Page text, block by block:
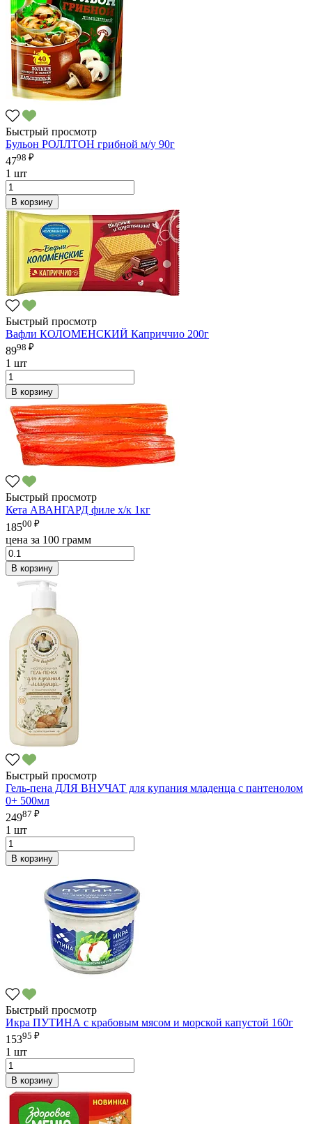
Быстрый просмотр
Бульон РОЛЛТОН грибной м/у 90г
4798 ₽
1 шт
В корзину
Быстрый просмотр
Вафли КОЛОМЕНСКИЙ Каприччио 200г
8998 ₽
1 шт
В корзину
Быстрый просмотр
Кета АВАНГАРД филе х/к 1кг
18500 ₽
цена за 100 грамм
В корзину
Быстрый просмотр
Гель-пена ДЛЯ ВНУЧАТ для купания младенца с пантенолом
0+ 500мл
24987 ₽
1 шт
В корзину
Быстрый просмотр
Икра ПУТИНА с крабовым мясом и морской капустой 160г
15395 ₽
1 шт
В корзину